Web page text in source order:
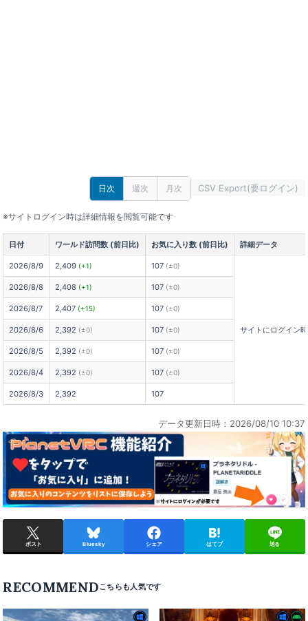
日次 週次 月次 CSV Export(要ログイン)
※サイトログイン時は詳細情報を閲覧可能です
日付 ワールド訪問数 (前日比) お気に入り数 (前日比) 詳細データ
2026/8/9 2,409 (+1) 107 (±0)
サイトにログイン
2026/8/8 2,408 (+1) 107 (±0)
2026/8/7 2,407 (+15) 107 (±0)
2026/8/6 2,392 (±0) 107 (±0)
2026/8/5 2,392 (±0) 107 (±0)
2026/8/4 2,392 (±0) 107 (±0)
2026/8/3 2,392 107
データ更新日時：2026/08/10 10:37
ポスト Bluesky シェア はてブ 送る
RECOMMEND